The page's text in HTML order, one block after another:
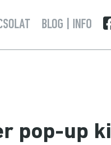
BLOG | INFO
pop-up